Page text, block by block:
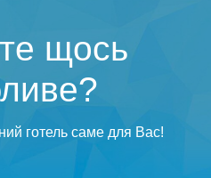
щось
готель саме для Вас!